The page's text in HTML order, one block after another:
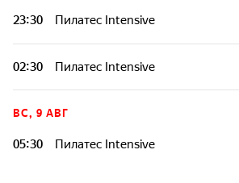
23:30 Пилатес Intensive
02:30 Пилатес Intensive
ВС, 9 АВГ
05:30 Пилатес Intensive